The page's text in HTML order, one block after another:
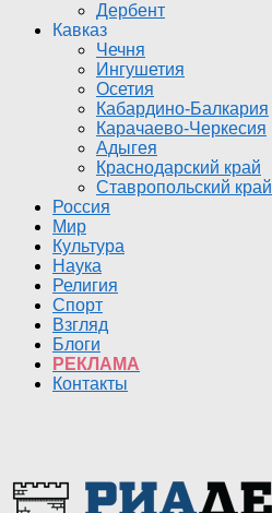
Дербент
Кавказ
Чечня
Ингушетия
Осетия
Кабардино-Балкария
Карачаево-Черкесия
Адыгея
Краснодарский край
Ставропольский край
Россия
Мир
Культура
Наука
Религия
Спорт
Взгляд
Блоги
РЕКЛАМА
Контакты